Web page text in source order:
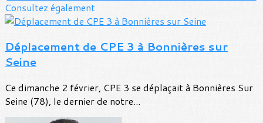
Consultez également
Déplacement de CPE 3 à Bonnières sur
Seine
Ce dimanche 2 février, CPE 3 se déplaçait à Bonnières Sur
Seine (78), le dernier de notre...